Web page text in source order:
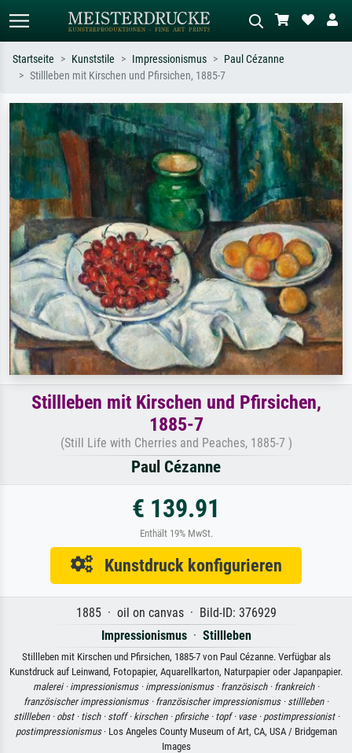
Suchen Sie nach Künstlern, Werktiteln
oder Stilen – z.B. Monet,
Sternennacht, Impressionismus, Welle
Hokusai, Akt.
Beschreiben Sie die Szene – z.B. Grüne
Wiese, Abstrakt mit viel Rot, Dunkles
Ölgemälde, Stehender Akt neben einem
Baum.
Startseite Kunststile Impressionismus
Paul Cézanne
Stillleben mit Kirschen und Pfirsichen, 1885-7
Stillleben mit Kirschen und Pfirsichen,
1885-7
(Still Life with Cherries and Peaches, 1885-7 )
Paul Cézanne
€ 139.91
Enthält 19% MwSt.
Kunstdruck konfigurieren
1885 · oil on canvas · Bild-ID: 376929
Impressionismus· Stillleben
Stillleben mit Kirschen und Pfirsichen, 1885-7 von Paul Cézanne. Verfügbar als
Kunstdruck auf Leinwand, Fotopapier, Aquarellkarton, Naturpapier oder Japanpapier.
malerei · impressionismus · impressionismus · französisch · frankreich ·
französischer impressionismus · französischer impressionismus · stillleben ·
stillleben · obst · tisch · stoff · kirschen · pfirsiche · topf · vase · postimpressionist ·
postimpressionismus· Los Angeles County Museum of Art, CA, USA / Bridgeman
Images